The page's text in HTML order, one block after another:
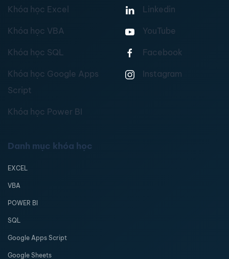
Khóa học Excel
Khóa học VBA
Khóa học SQL
Khóa học Google Apps
Script
Khóa học Power BI
Linkedin
YouTube
Facebook
Instagram
Danh mục khóa học
EXCEL
VBA
POWER BI
SQL
Google Apps Script
Google Sheets